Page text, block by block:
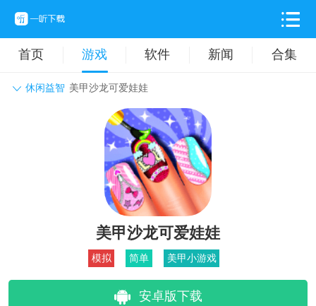
首页 游戏 软件 新闻 合集
休闲益智 美甲沙龙可爱娃娃
动作格斗 休闲益智
卡牌对战 音乐舞蹈
挂机养成
美甲沙龙可爱娃娃
模拟 简单 美甲小游戏
安卓版下载